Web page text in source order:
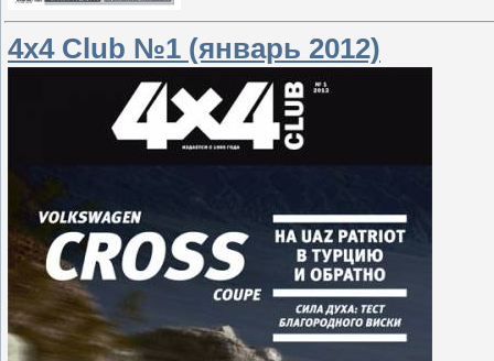
4x4 Club №1 (январь 2012)